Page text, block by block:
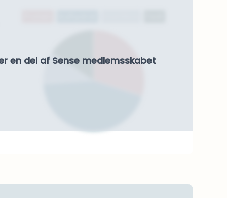
en del af Sense medlemsskabet